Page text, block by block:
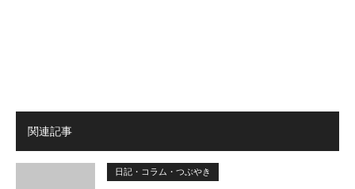
関連記事
日記・コラム・つぶやき